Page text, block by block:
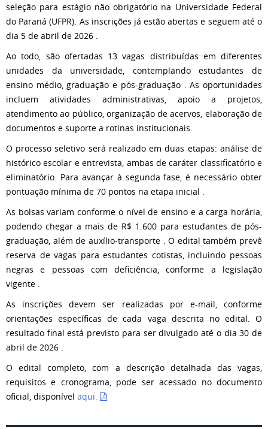
seleção para estágio não obrigatório na Universidade Federal
do Paraná (UFPR). As inscrições já estão abertas e seguem até o
dia 5 de abril de 2026 .
Ao todo, são ofertadas 13 vagas distribuídas em diferentes
unidades da universidade, contemplando estudantes de
ensino médio, graduação e pós-graduação . As oportunidades
incluem atividades administrativas, apoio a projetos,
atendimento ao público, organização de acervos, elaboração de
documentos e suporte a rotinas institucionais.
O processo seletivo será realizado em duas etapas: análise de
histórico escolar e entrevista, ambas de caráter classificatório e
eliminatório. Para avançar à segunda fase, é necessário obter
pontuação mínima de 70 pontos na etapa inicial .
As bolsas variam conforme o nível de ensino e a carga horária,
podendo chegar a mais de R$ 1.600 para estudantes de pós-
graduação, além de auxílio-transporte . O edital também prevê
reserva de vagas para estudantes cotistas, incluindo pessoas
negras e pessoas com deficiência, conforme a legislação
vigente .
As inscrições devem ser realizadas por e-mail, conforme
orientações específicas de cada vaga descrita no edital. O
resultado final está previsto para ser divulgado até o dia 30 de
abril de 2026 .
O edital completo, com a descrição detalhada das vagas,
requisitos e cronograma, pode ser acessado no documento
oficial, disponível aqui.